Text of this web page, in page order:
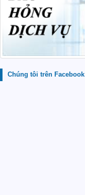
Chúng tôi trên Facebook